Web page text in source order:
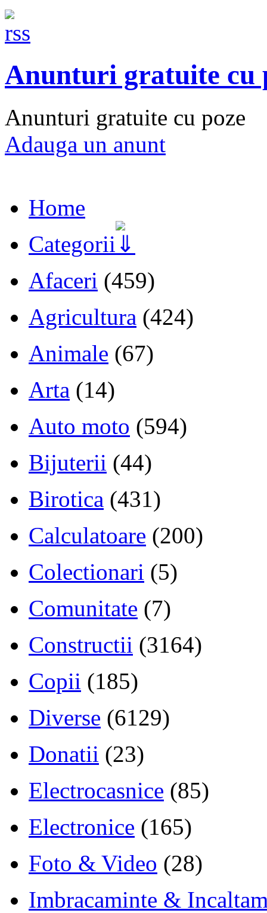
Anunturi gratuite cu
Anunturi gratuite cu poze
Adauga un anunt
Home
Categorii
Afaceri (459)
Agricultura (424)
Animale (67)
Arta (14)
Auto moto (594)
Bijuterii (44)
Birotica (431)
Calculatoare (200)
Colectionari (5)
Comunitate (7)
Constructii (3164)
Copii (185)
Diverse (6129)
Donatii (23)
Electrocasnice (85)
Electronice (165)
Foto & Video (28)
Imbracaminte &